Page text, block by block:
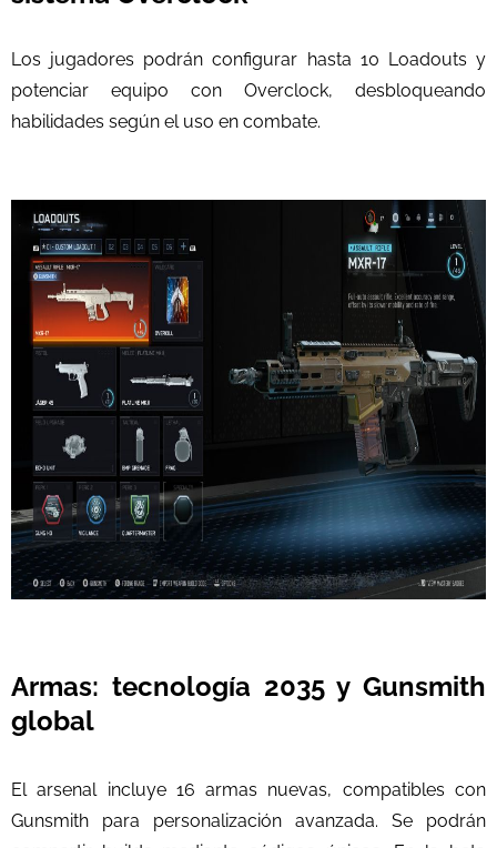
Los jugadores podrán configurar hasta 10 Loadouts y
potenciar equipo con Overclock, desbloqueando
habilidades según el uso en combate.
Armas: tecnología 2035 y Gunsmith
global
El arsenal incluye 16 armas nuevas, compatibles con
Gunsmith para personalización avanzada. Se podrán